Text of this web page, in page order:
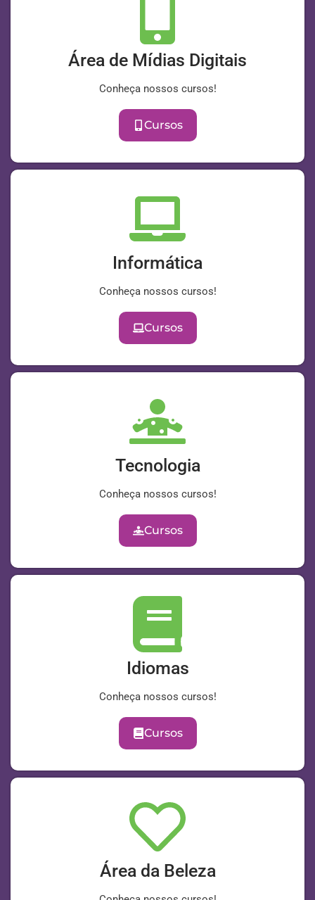
Área de Mídias Digitais
Conheça nossos cursos!
Cursos
Informática
Conheça nossos cursos!
Cursos
Tecnologia
Conheça nossos cursos!
Cursos
Idiomas
Conheça nossos cursos!
Cursos
Área da Beleza